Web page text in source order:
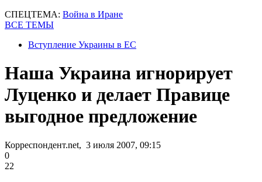
СПЕЦТЕМА: Война в Иране
ВСЕ ТЕМЫ
Вступление Украины в ЕС
Наша Украина игнорирует
Луценко и делает Правице
выгодное предложение
Корреспондент.net, 3 июля 2007, 09:15
0
22